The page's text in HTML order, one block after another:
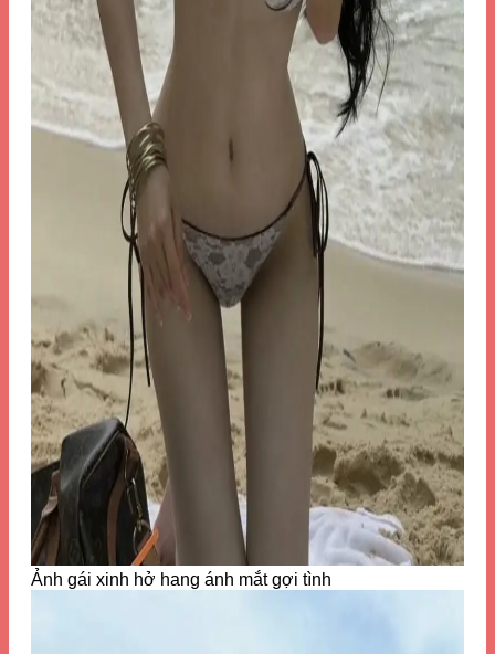
Ảnh gái xinh hở hang ánh mắt gợi tình